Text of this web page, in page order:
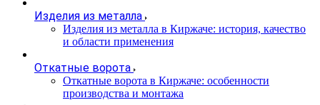
Изделия из металла
Изделия из металла в Киржаче: история, качество
и области применения
Откатные ворота
Откатные ворота в Киржаче: особенности
производства и монтажа